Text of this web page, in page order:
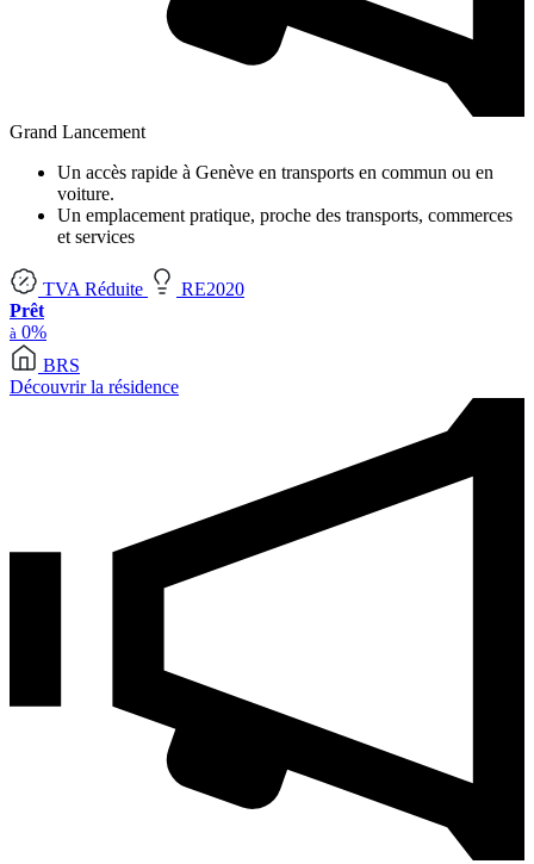
Grand Lancement
Un accès rapide à Genève en transports en commun ou en
voiture.
Un emplacement pratique, proche des transports, commerces
et services
TVA Réduite
RE2020
Prêt
à 0%
BRS
Découvrir la résidence